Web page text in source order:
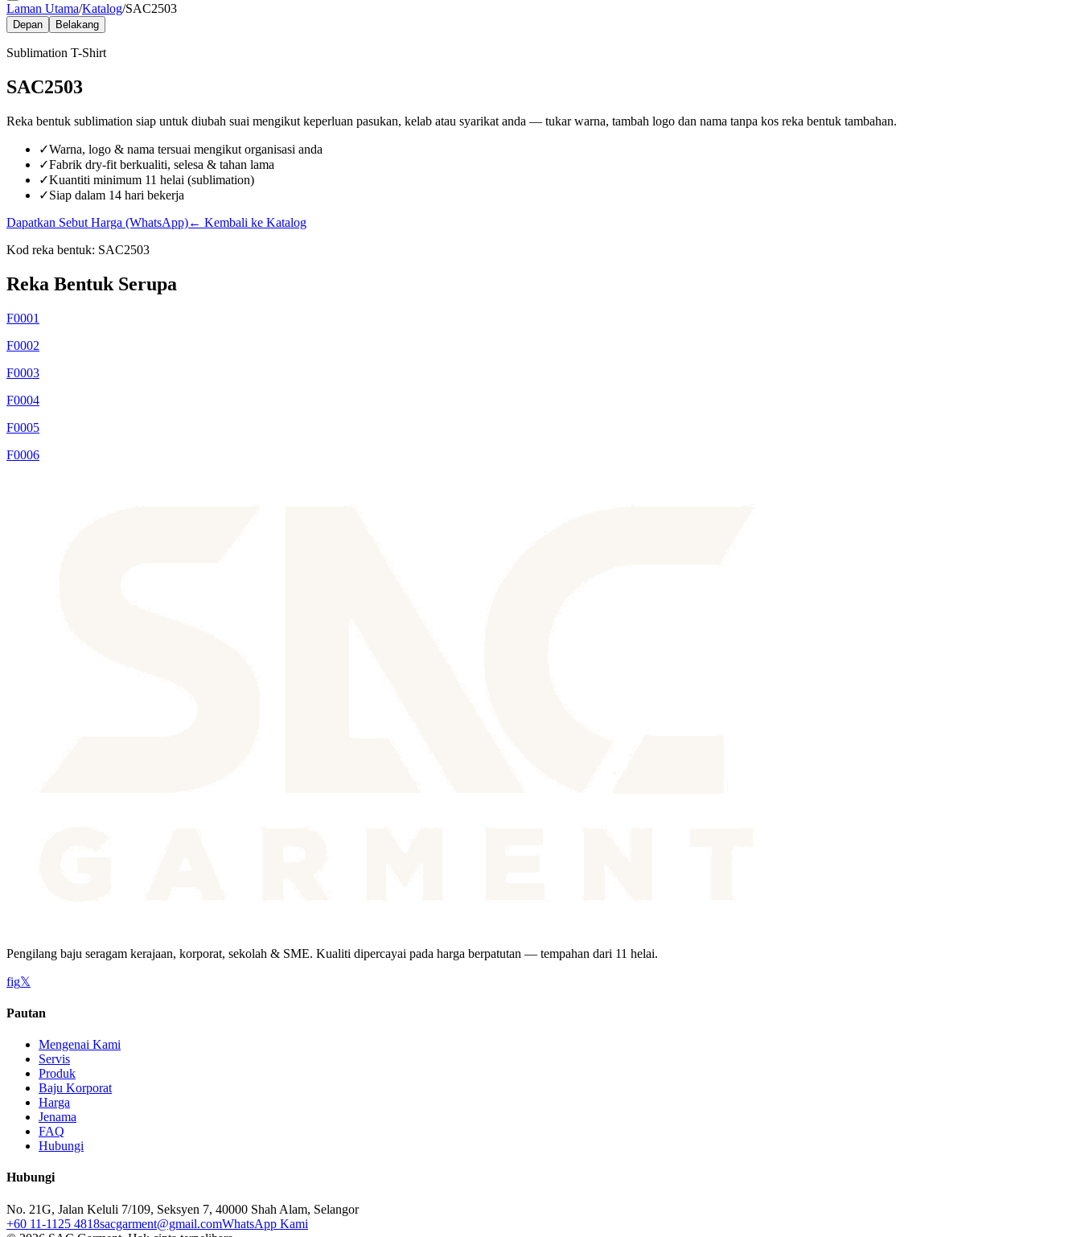
Laman Utama/Katalog/SAC2503
Depan Belakang
Sublimation T-Shirt
SAC2503
Reka bentuk sublimation siap untuk diubah suai mengikut keperluan pasukan, kelab atau syarikat anda — tukar warna, tambah logo dan nama tanpa kos reka bentuk tambahan.
✓Warna, logo & nama tersuai mengikut organisasi anda
✓Fabrik dry-fit berkualiti, selesa & tahan lama
✓Kuantiti minimum 11 helai (sublimation)
✓Siap dalam 14 hari bekerja
Dapatkan Sebut Harga (WhatsApp)← Kembali ke Katalog
Kod reka bentuk: SAC2503
Reka Bentuk Serupa
F0001
F0002
F0003
F0004
F0005
F0006
Pengilang baju seragam kerajaan, korporat, sekolah & SME. Kualiti dipercayai pada harga berpatutan — tempahan dari 11 helai.
fig𝕏
Pautan
Mengenai Kami
Servis
Produk
Baju Korporat
Harga
Jenama
FAQ
Hubungi
Hubungi
No. 21G, Jalan Keluli 7/109, Seksyen 7, 40000 Shah Alam, Selangor
+60 11-1125 4818sacgarment@gmail.comWhatsApp Kami